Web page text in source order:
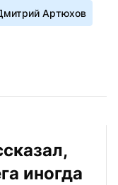
Артюхов
иногда